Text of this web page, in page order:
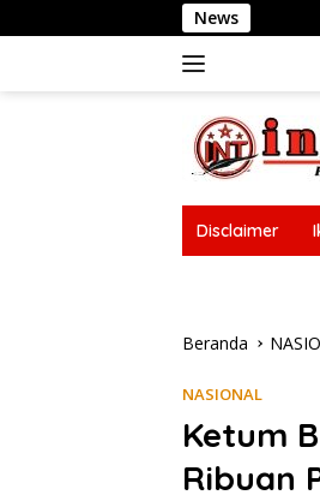
ke
News
Kapolda NTT Terima
Disclaimer
Beranda
NASIONAL
Ketum
Ribuan